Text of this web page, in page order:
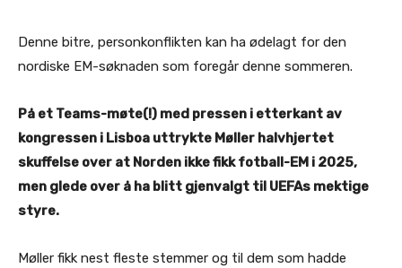
Denne bitre, personkonflikten kan ha ødelagt for den
nordiske EM-søknaden som foregår denne sommeren.
På et Teams-møte(!) med pressen i etterkant av
kongressen i Lisboa uttrykte Møller halvhjertet
skuffelse over at Norden ikke fikk fotball-EM i 2025,
men glede over å ha blitt gjenvalgt til UEFAs mektige
styre.
Møller fikk nest fleste stemmer og til dem som hadde